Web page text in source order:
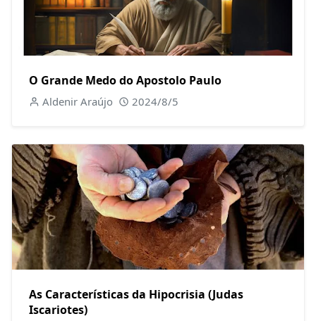
O Grande Medo do Apostolo Paulo
Aldenir Araújo 2024/8/5
As Características da Hipocrisia (Judas
Iscariotes)